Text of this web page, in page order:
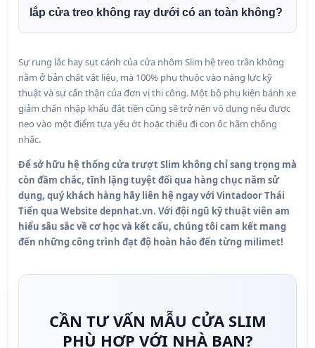
lắp cửa treo không ray dưới có an toàn không?
Sự rung lắc hay sụt cánh của cửa nhôm Slim hệ treo trần không
nằm ở bản chất vật liệu, mà 100% phụ thuộc vào năng lực kỹ
thuật và sự cẩn thận của đơn vị thi công. Một bộ phụ kiện bánh xe
giảm chấn nhập khẩu đắt tiền cũng sẽ trở nên vô dụng nếu được
neo vào một điểm tựa yếu ớt hoặc thiếu đi con ốc hãm chống
nhấc.
Để sở hữu hệ thống cửa trượt Slim không chỉ sang trọng mà
còn đầm chắc, tĩnh lặng tuyệt đối qua hàng chục năm sử
dụng, quý khách hàng hãy liên hệ ngay với Vintadoor Thái
Tiến qua Website depnhat.vn. Với đội ngũ kỹ thuật viên am
hiểu sâu sắc về cơ học và kết cấu, chúng tôi cam kết mang
đến những công trình đạt độ hoàn hảo đến từng milimet!
CẦN TƯ VẤN MẪU CỬA SLIM
PHÙ HỢP VỚI NHÀ BẠN?